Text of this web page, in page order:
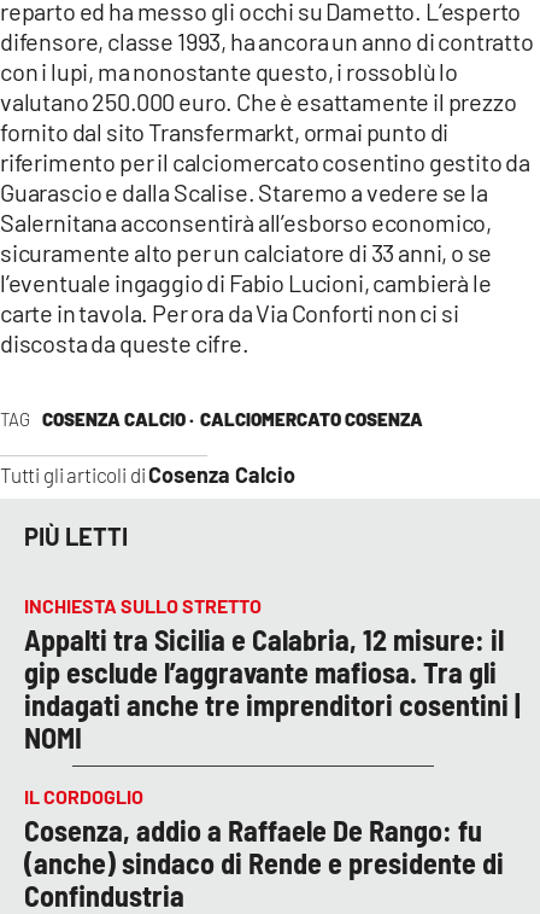
TAG COSENZA CALCIO · CALCIOMERCATO COSENZA
Tutti gli articoli diCosenza Calcio
reparto ed ha messo gli occhi su Dametto. L’esperto
difensore, classe 1993, ha ancora un anno di contratto
con i lupi, ma nonostante questo, i rossoblù lo
valutano 250.000 euro. Che è esattamente il prezzo
fornito dal sito Transfermarkt, ormai punto di
riferimento per il calciomercato cosentino gestito da
Guarascio e dalla Scalise. Staremo a vedere se la
Salernitana acconsentirà all’esborso economico,
sicuramente alto per un calciatore di 33 anni, o se
l’eventuale ingaggio di Fabio Lucioni, cambierà le
carte in tavola. Per ora da Via Conforti non ci si
discosta da queste cifre.
PIÙ LETTI
INCHIESTA SULLO STRETTO
Appalti tra Sicilia e Calabria, 12 misure: il
gip esclude l’aggravante mafiosa. Tra gli
indagati anche tre imprenditori cosentini |
NOMI
IL CORDOGLIO
Cosenza, addio a Raffaele De Rango: fu
(anche) sindaco di Rende e presidente di
Confindustria